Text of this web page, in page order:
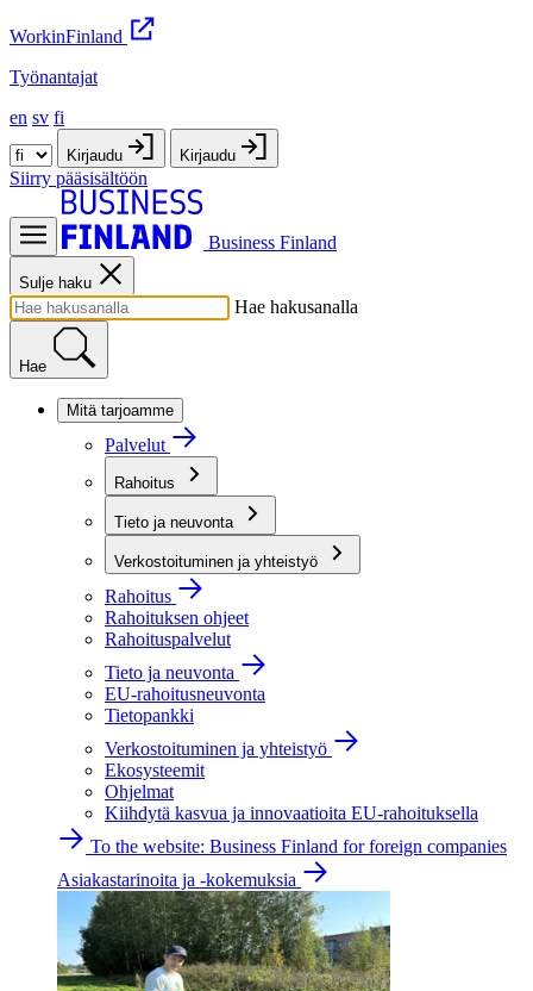
WorkinFinland
Työnantajat
en sv fi
Kirjaudu Kirjaudu
Siirry pääsisältöön
Business Finland
Sulje haku
Hae hakusanalla
Hae
Mitä tarjoamme
Palvelut
Rahoitus
Tieto ja neuvonta
Verkostoituminen ja yhteistyö
Rahoitus
Rahoituksen ohjeet
Rahoituspalvelut
Tieto ja neuvonta
EU-rahoitusneuvonta
Tietopankki
Verkostoituminen ja yhteistyö
Ekosysteemit
Ohjelmat
Kiihdytä kasvua ja innovaatioita EU-rahoituksella
To the website: Business Finland for foreign companies
Asiakastarinoita ja -kokemuksia